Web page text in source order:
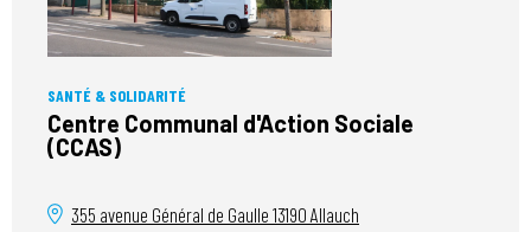
SANTÉ & SOLIDARITÉ
Centre Communal d'Action Sociale
(CCAS)
355 avenue Général de Gaulle 13190 Allauch